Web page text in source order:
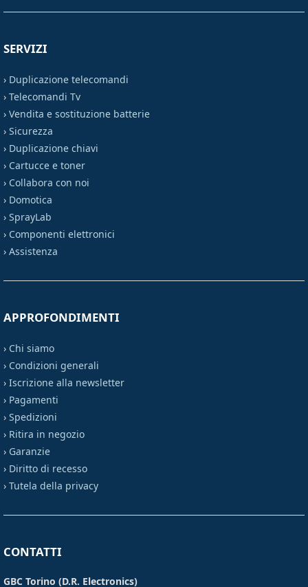
SERVIZI
› Duplicazione telecomandi
› Telecomandi Tv
› Vendita e sostituzione batterie
› Sicurezza
› Duplicazione chiavi
› Cartucce e toner
› Collabora con noi
› Domotica
› SprayLab
› Componenti elettronici
› Assistenza
APPROFONDIMENTI
› Chi siamo
› Condizioni generali
› Iscrizione alla newsletter
› Pagamenti
› Spedizioni
› Ritira in negozio
› Garanzie
› Diritto di recesso
› Tutela della privacy
CONTATTI
GBC Torino (D.R. Electronics)